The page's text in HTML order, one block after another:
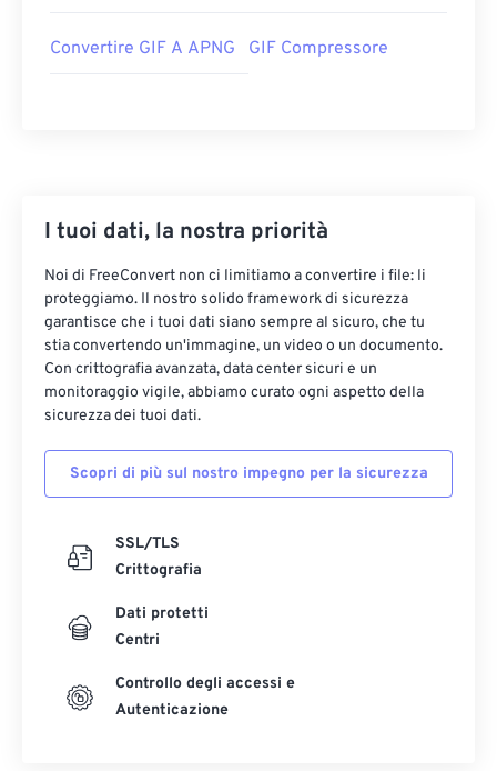
Convertire GIF A APNG GIF Compressore
I tuoi dati, la nostra priorità
Noi di FreeConvert non ci limitiamo a convertire i file: li
proteggiamo. Il nostro solido framework di sicurezza
garantisce che i tuoi dati siano sempre al sicuro, che tu
stia convertendo un'immagine, un video o un documento.
Con crittografia avanzata, data center sicuri e un
monitoraggio vigile, abbiamo curato ogni aspetto della
sicurezza dei tuoi dati.
Scopri di più sul nostro impegno per la sicurezza
SSL/TLS
Crittografia
Dati protetti
Centri
Controllo degli accessi e
Autenticazione